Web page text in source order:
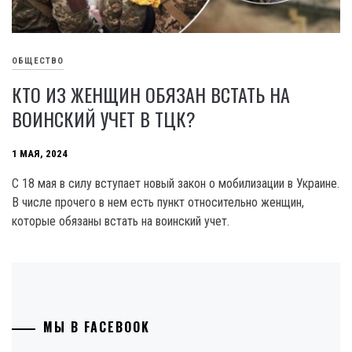
ОБЩЕСТВО
КТО ИЗ ЖЕНЩИН ОБЯЗАН ВСТАТЬ НА
ВОИНСКИЙ УЧЕТ В ТЦК?
1 МАЯ, 2024
С 18 мая в силу вступает новый закон о мобилизации в Украине.
В числе прочего в нем есть пункт относительно женщин,
которые обязаны встать на воинский учет.
МЫ В FACEBOOK